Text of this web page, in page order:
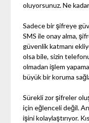
oluyorsunuz. Ne
Sadece bir şifreye
SMS ile onay alma,
güvenlik katmanı
olsa bile, sizin
olmadan işlem
büyük bir koruma
Sürekli zor şifreler
için eğlenceli değil.
işini kolaylaştırıyor.